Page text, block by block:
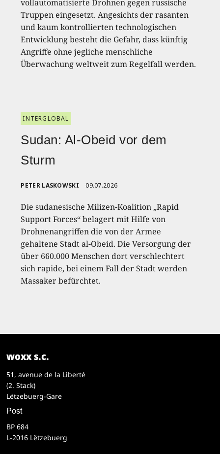
vollautomatisierte Drohnen gegen russische
Truppen eingesetzt. Angesichts der rasanten
und kaum kontrollierten technologischen
Entwicklung besteht die Gefahr, dass künftig
Angriffe ohne jegliche menschliche
Überwachung weltweit zum Regelfall werden.
INTERGLOBAL
Sudan: Al-Obeid vor dem
Sturm
PETER LASKOWSKI 09.07.2026
Die sudanesische Milizen-Koalition „Rapid
Support Forces“ belagert mit Hilfe von
Drohnenangriffen die von der Armee
gehaltene Stadt al-Obeid. Die Versorgung der
über 660.000 Menschen dort verschlechtert
sich rapide, bei einem Fall der Stadt werden
Massaker befürchtet.
woxx s.c.
51, avenue de la Liberté
(2. Stack)
Lëtzebuerg-Gare
Post
BP 684
L-2016 Lëtzebuerg